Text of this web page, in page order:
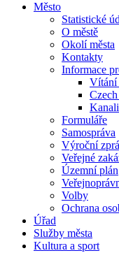
Město
Statistické
O městě
Okolí města
Kontakty
Informace
Vítání
Formuláře
Samospráva
Výroční
Veřejné
Územní plán
Volby
Ochrana
Úřad
Služby města
Kultura a sport